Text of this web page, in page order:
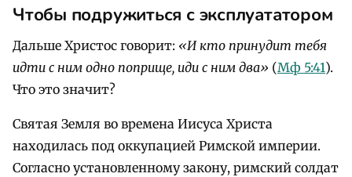
Чтобы подружиться с эксплуататором
Дальше Христос говорит: «И кто принудит тебя
идти с ним одно поприще, иди с ним два» (Мф 5:41).
Что это значит?
Святая Земля во времена Иисуса Христа
находилась под оккупацией Римской империи.
Согласно установленному закону, римский солдат